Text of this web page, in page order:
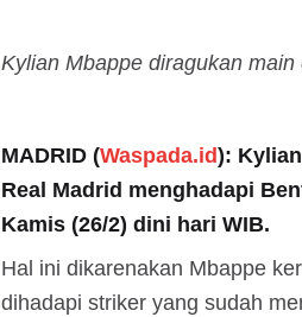
Kylian Mbappe diragukan
MADRID (Waspada.id):
Real Madrid menghadapi
Kamis (26/2) dini hari WIB.
Hal ini dikarenakan Mbappe
dihadapi striker yang sudah